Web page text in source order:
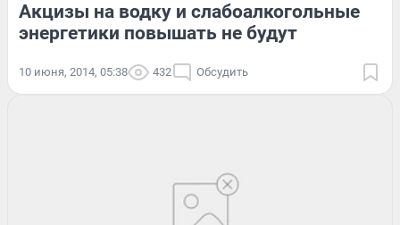
Акцизы на водку и слабоалкогольные
энергетики повышать не будут
10 июня, 2014, 05:38 432 Обсудить